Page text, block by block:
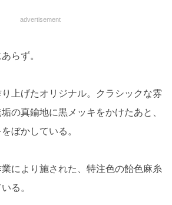
advertisement
らず。
上げたオリジナル。クラシックな雰
の真鍮地に黒メッキをかけたあと、
ぼかしている。
により施された、特注色の飴色麻糸
る。